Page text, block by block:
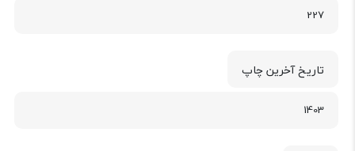
227
تاریخ آخرین چاپ
1403